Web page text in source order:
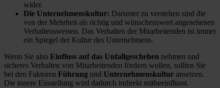
wider.
Die Unternehmenskultur: Darunter zu verstehen sind die
von der Mehrheit als richtig und wünschenswert angesehenen
Verhaltensweisen. Das Verhalten der Mitarbeitenden ist immer
ein Spiegel der Kultur des Unternehmens.
Wenn Sie also Einfluss auf das Unfallgeschehen nehmen und
sicheres Verhalten von Mitarbeitenden fördern wollen, sollten Sie
bei den Faktoren Führung und Unternehmenskultur ansetzen.
Die innere Einstellung wird dadurch indirekt mitbeeinflusst.